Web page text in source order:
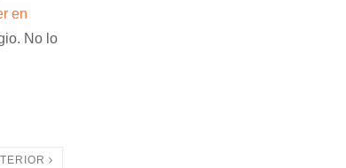
en
No lo